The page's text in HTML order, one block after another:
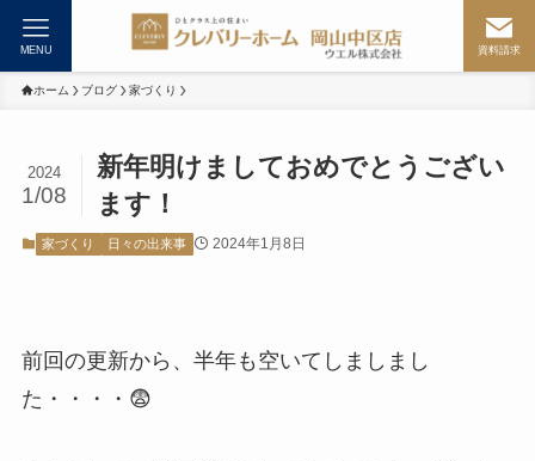
資料請求
MENU
ホーム ブログ 家づくり
新年明けましておめでとうござい
ます！
2024
1/08
家づくり 日々の出来事 2024年1月8日
前回の更新から、半年も空いてしましまし
た・・・・😨